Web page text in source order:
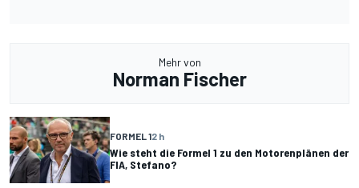
Mehr von
Norman Fischer
FORMEL 12 h
Wie steht die Formel 1 zu den Motorenplänen der
FIA, Stefano?